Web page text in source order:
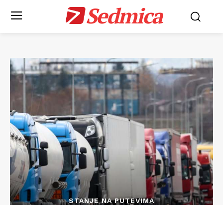
Sedmica
STANJE NA PUTEVIMA